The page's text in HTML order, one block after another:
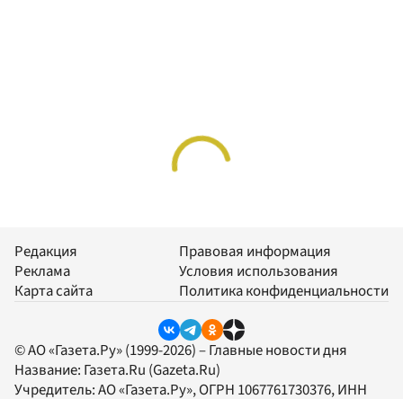
Редакция
Реклама
Карта сайта
Правовая информация
Условия использования
Политика конфиденциальности
© АО «Газета.Ру» (1999-2026) – Главные новости дня
Название: Газета.Ru (Gazeta.Ru)
Учредитель:АО «Газета.Ру», ОГРН 1067761730376, ИНН